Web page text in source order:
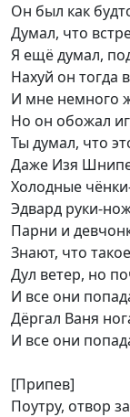
Он был как
Думал, что
Я ещё думал,
Нахуй он тогда
И мне немного
Но он обожал
Ты думал, что
Даже Изя
Холодные
Эдвард руки-
Парни и
Знают, что
Дул ветер, но
И все они
Дёргал Ваня
И все они
[Припев]
Поутру, отвор